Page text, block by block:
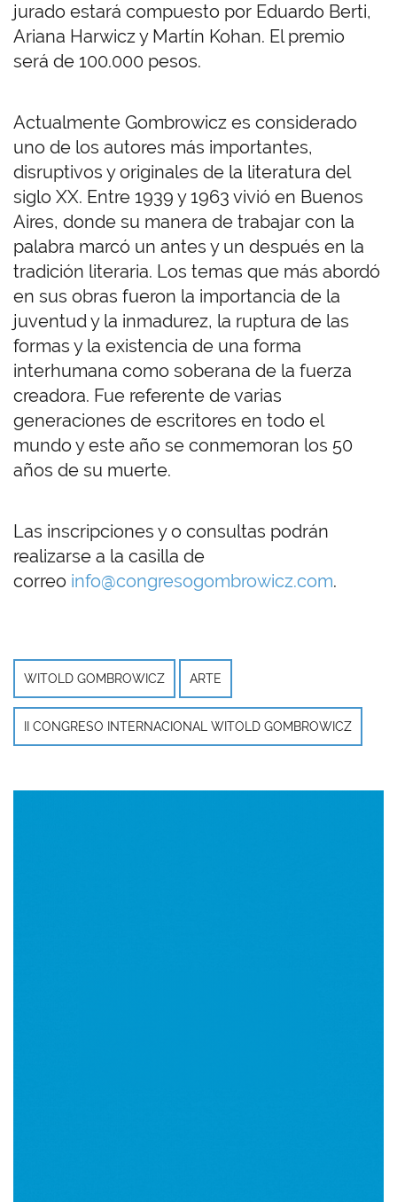
jurado estará compuesto por Eduardo Berti,
Ariana Harwicz y Martín Kohan. El premio
será de 100.000 pesos.
Actualmente Gombrowicz es considerado
uno de los autores más importantes,
disruptivos y originales de la literatura del
siglo XX. Entre 1939 y 1963 vivió en Buenos
Aires, donde su manera de trabajar con la
palabra marcó un antes y un después en la
tradición literaria. Los temas que más abordó
en sus obras fueron la importancia de la
juventud y la inmadurez, la ruptura de las
formas y la existencia de una forma
interhumana como soberana de la fuerza
creadora. Fue referente de varias
generaciones de escritores en todo el
mundo y este año se conmemoran los 50
años de su muerte.
Las inscripciones y o consultas podrán
realizarse a la casilla de
correo info@congresogombrowicz.com.
WITOLD GOMBROWICZ ARTE
II CONGRESO INTERNACIONAL WITOLD GOMBROWICZ